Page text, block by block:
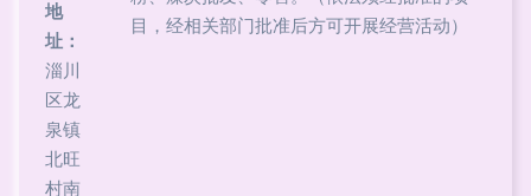
地
址：
淄川
区龙
泉镇
北旺
村南
目，经相关部门批准后方可开展经营活动）